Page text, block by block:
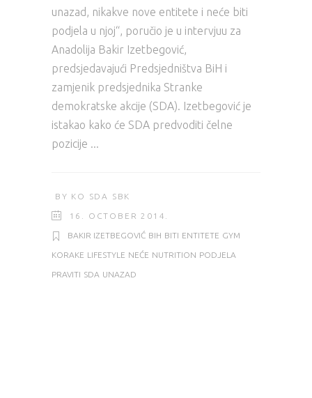
unazad, nikakve nove entitete i neće biti
podjela u njoj“, poručio je u intervjuu za
Anadolija Bakir Izetbegović,
predsjedavajući Predsjedništva BiH i
zamjenik predsjednika Stranke
demokratske akcije (SDA). Izetbegović je
istakao kako će SDA predvoditi čelne
pozicije
BY KO SDA SBK
16. OCTOBER 2014.
BAKIR IZETBEGOVIĆ BIH BITI ENTITETE GYM
KORAKE LIFESTYLE NEĆE NUTRITION PODJELA
PRAVITI SDA UNAZAD